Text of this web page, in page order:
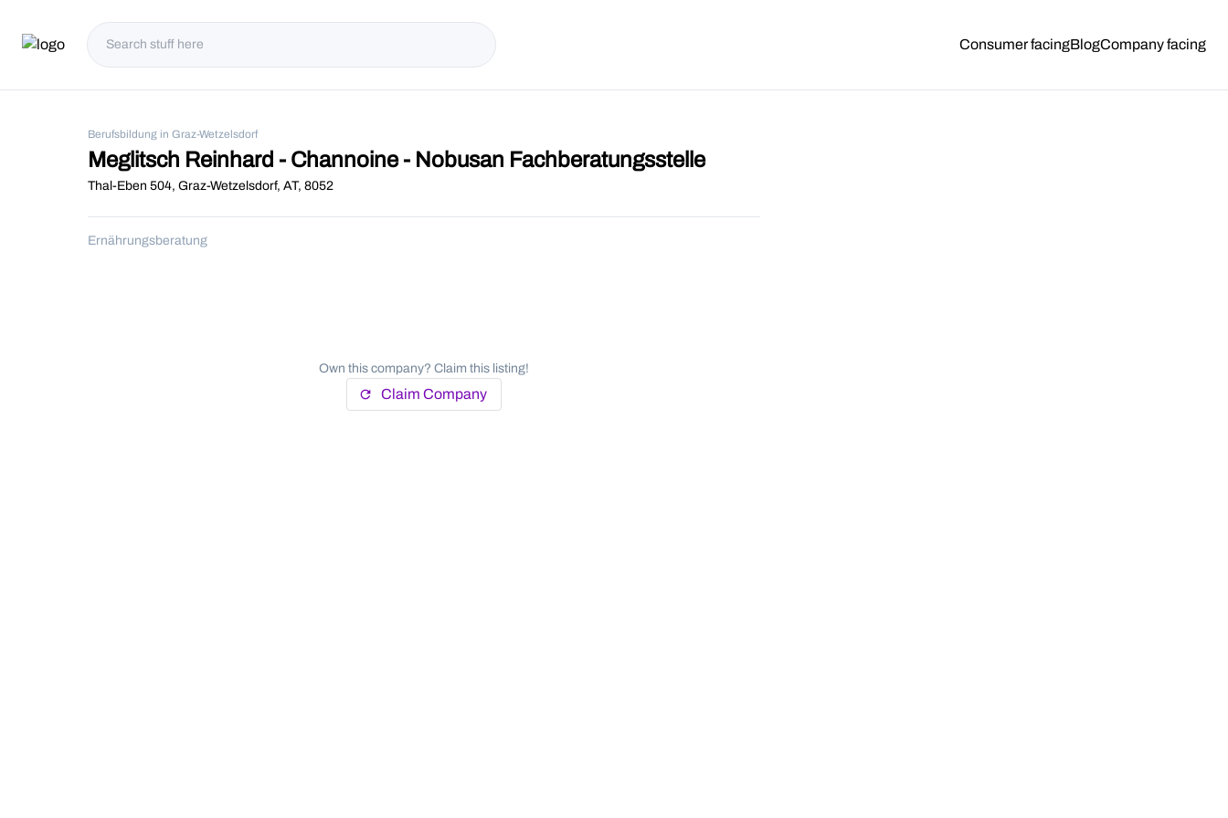
Consumer facingBlogCompany facing
Berufsbildung in Graz-Wetzelsdorf
Meglitsch Reinhard - Channoine - Nobusan Fachberatungsstelle
Thal-Eben 504, Graz-Wetzelsdorf, AT, 8052
Ernährungsberatung
Own this company? Claim this listing!
refresh Claim Company